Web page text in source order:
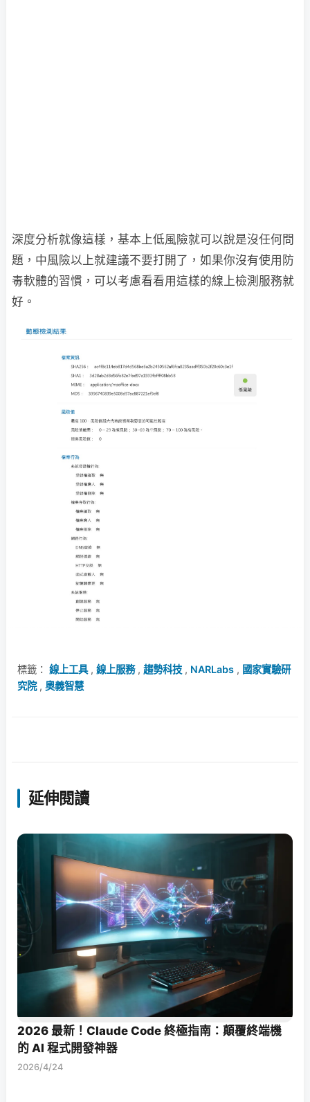
深度分析就像這樣，基本上低風險就可以說是沒任何問
題，中風險以上就建議不要打開了，如果你沒有使用防
毒軟體的習慣，可以考慮看看用這樣的線上檢測服務就
好。
標籤： 線上工具, 線上服務, 趨勢科技 , NARLabs , 國家實驗研
究院, 奧義智慧
延伸閱讀
2026 最新！Claude Code 終極指南：顛覆終端機
的 AI 程式開發神器
2026/4/24